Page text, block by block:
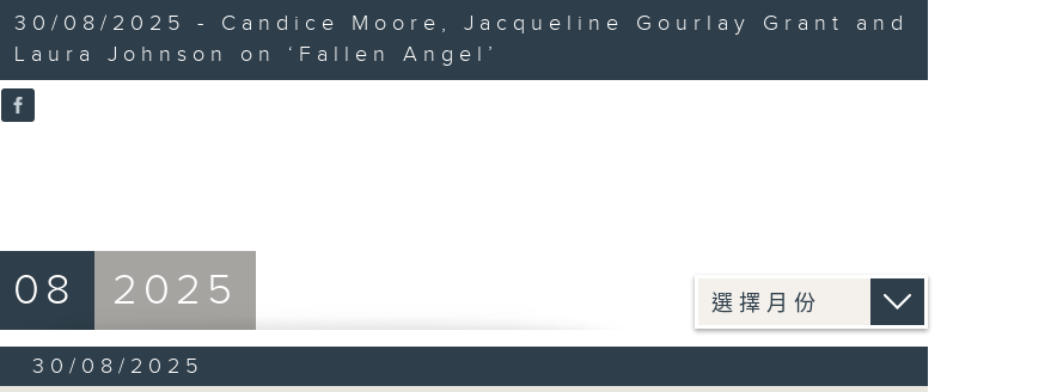
25
minutes,
14
90%
30/08/2025 - Candice Moore, Jacqueline Gourlay Grant and
Laura Johnson on ‘Fallen Angel’
08 2025
30/08/2025